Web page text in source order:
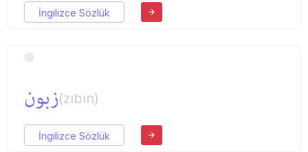
İngilizce Sözlük
زبون(zıbın)
İngilizce Sözlük